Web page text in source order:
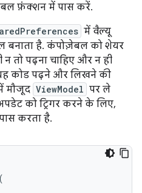
फ़ंक्शन में पास करें.
में वैल्यू
है. कंपोज़ेबल को शेयर
तो पढ़ना चाहिए और न ही
कोड पढ़ने और लिखने की
मौजूद ViewModel पर ले
को ट्रिगर करने के लिए,
करता है.
(